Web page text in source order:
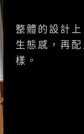
整體的設計
生態感，再
樣。